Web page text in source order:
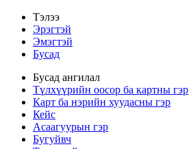
Тэлээ
Эрэгтэй
Эмэгтэй
Бусад
Бусад ангилал
Түлхүүрийн оосор ба картны гэр
Карт ба нэрийн хуудасны гэр
Кейс
Асаагуурын гэр
Бугуйвч